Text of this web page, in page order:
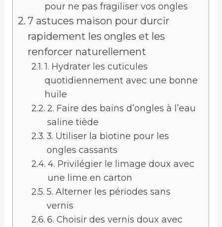
pour ne pas fragiliser vos ongles
7 astuces maison pour durcir
rapidement les ongles et les
renforcer naturellement
1. Hydrater les cuticules
quotidiennement avec une bonne
huile
2. Faire des bains d’ongles à l’eau
saline tiède
3. Utiliser la biotine pour les
ongles cassants
4. Privilégier le limage doux avec
une lime en carton
5. Alterner les périodes sans
vernis
6. Choisir des vernis doux avec